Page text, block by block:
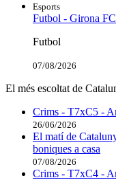
Esports
Futbol - Girona
Futbol
07/08/2026
El més escoltat de
Crims - T7xC5 -
26/06/2026
El matí de
boniques a casa
07/08/2026
Crims - T7xC4 -